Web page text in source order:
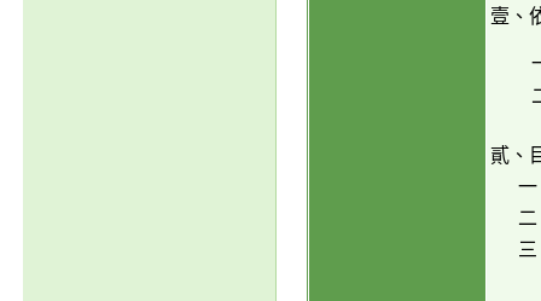
壹、
貳、
一